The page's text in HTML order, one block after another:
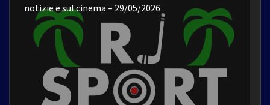
notizie e sul cinema – 29/05/2026